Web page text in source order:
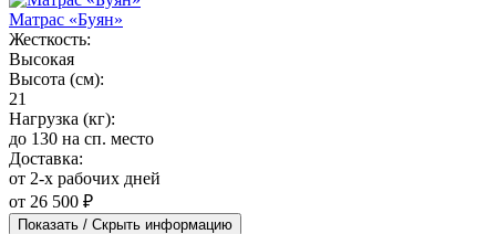
Матрас «Буян»
Жесткость:
Высокая
Высота (см):
21
Нагрузка (кг):
до 130 на сп. место
Доставка:
от 2-х рабочих дней
от 26 500 ₽
Показать / Скрыть информацию